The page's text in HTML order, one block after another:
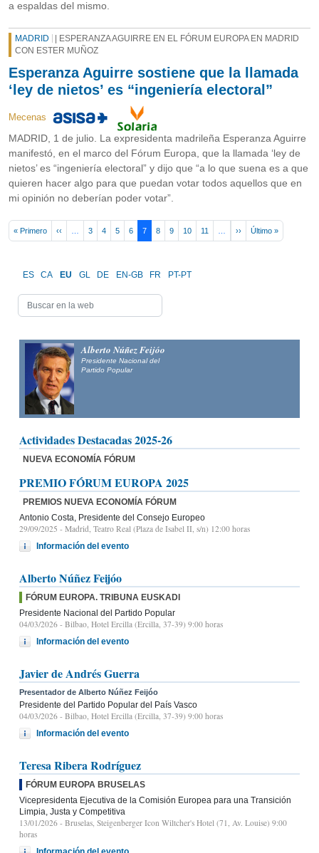
a espaldas del mismo.
MADRID
| ESPERANZA AGUIRRE EN EL FÓRUM EUROPA EN MADRID
CON ESTER MUÑOZ
Esperanza Aguirre sostiene que la llamada
‘ley de nietos’ es “ingeniería electoral”
Mecenas
MADRID, 1 de julio. La expresidenta madrileña Esperanza Aguirre
manifestó, en el marco del Fórum Europa, que la llamada ‘ley de
nietos’ es “ingeniería electoral” y dijo que “a lo que suena es a que
quieren hacer algo para que puedan votar todos aquellos que en
mi opinión no deberían poder votar”.
Pagination
« PrimeroFirst page
‹‹ Previous page
3 4 5 6 7 8 9 10 11 ››Next page
Último »Last page
ES CA EU GL DE EN-GB FR PT-PT
Alberto Núñez Feijóo
Presidente Nacional del
Partido Popular
Actividades Destacadas 2025-26
NUEVA ECONOMÍA FÓRUM
PREMIO FÓRUM EUROPA 2025
PREMIOS NUEVA ECONOMÍA FÓRUM
Antonio Costa, Presidente del Consejo Europeo
29/09/2025 - Madrid, Teatro Real (Plaza de Isabel II, s/n) 12:00 horas
Información del evento
Alberto Núñez Feijóo
FÓRUM EUROPA. TRIBUNA EUSKADI
Presidente Nacional del Partido Popular
04/03/2026 - Bilbao, Hotel Ercilla (Ercilla, 37-39) 9:00 horas
Información del evento
Javier de Andrés Guerra
Presentador de Alberto Núñez Feijóo
Presidente del Partido Popular del País Vasco
04/03/2026 - Bilbao, Hotel Ercilla (Ercilla, 37-39) 9:00 horas
Información del evento
Teresa Ribera Rodríguez
FÓRUM EUROPA BRUSELAS
Vicepresidenta Ejecutiva de la Comisión Europea para una Transición
Limpia, Justa y Competitiva
13/01/2026 - Bruselas, Steigenberger Icon Wiltcher's Hotel (71, Av. Louise) 9:00
horas